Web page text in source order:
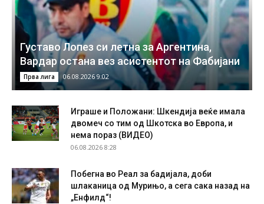
Густаво Лопез си летна за Аргентина,
Вардар остана вез асистентот на Фабијани
Прва лига 06.08.2026 9:02
Играше и Положани: Шкендија веќе имала
двомеч со тим од Шкотска во Европа, и
нема пораз (ВИДЕО)
06.08.2026 8:28
Побегна во Реал за бадијала, доби
шлаканица од Мурињо, а сега сака назад на
„Енфилд“!